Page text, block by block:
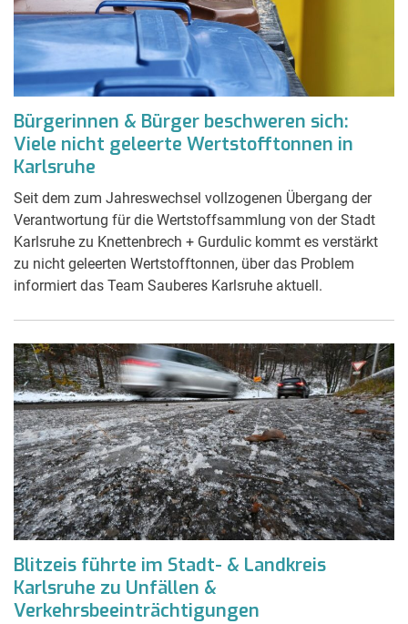
Bürgerinnen & Bürger beschweren sich:
Viele nicht geleerte Wertstofftonnen in
Karlsruhe
Seit dem zum Jahreswechsel vollzogenen Übergang der
Verantwortung für die Wertstoffsammlung von der Stadt
Karlsruhe zu Knettenbrech + Gurdulic kommt es verstärkt
zu nicht geleerten Wertstofftonnen, über das Problem
informiert das Team Sauberes Karlsruhe aktuell.
Blitzeis führte im Stadt- & Landkreis
Karlsruhe zu Unfällen &
Verkehrsbeeinträchtigungen